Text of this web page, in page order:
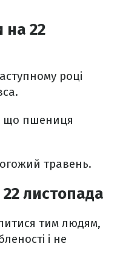
на 22
році
що пшениця
травень.
листопада
тим людям,
і не